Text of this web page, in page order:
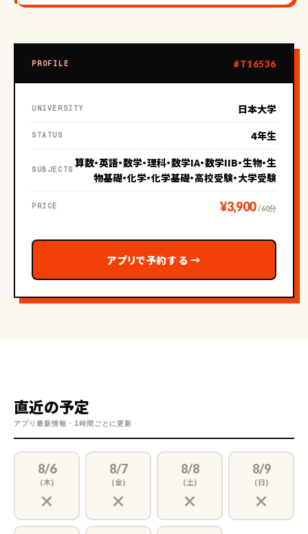
PROFILE #T16536
UNIVERSITY 日本大学
STATUS 4年生
SUBJECTS
算数・英語・数学・理科・数学IA・数学IIB・生物・生
物基礎・化学・化学基礎・高校受験・大学受験
PRICE ¥3,900 / 60分
アプリで予約する →
直近の予定
アプリ最新情報・1時間ごとに更新
8/6
(木)
×
8/7
(金)
×
8/8
(土)
×
8/9
(日)
×